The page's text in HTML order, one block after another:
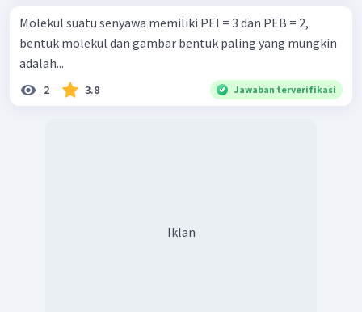
Molekul suatu senyawa memiliki PEI = 3 dan PEB = 2,
bentuk molekul dan gambar bentuk paling yang mungkin
adalah...
2 3.8 Jawaban terverifikasi
Iklan